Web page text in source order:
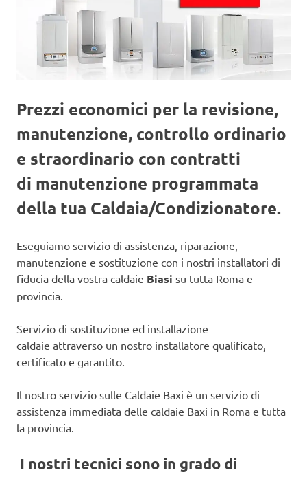
Prezzi economici per la revisione,
manutenzione, controllo ordinario
e straordinario con contratti
di manutenzione programmata
della tua Caldaia/Condizionatore.
Eseguiamo servizio di assistenza, riparazione,
manutenzione e sostituzione con i nostri installatori di
fiducia della vostra caldaie Biasi su tutta Roma e
provincia.
Servizio di sostituzione ed installazione
caldaie attraverso un nostro installatore qualificato,
certificato e garantito.
Il nostro servizio sulle Caldaie Baxi è un servizio di
assistenza immediata delle caldaie Baxi in Roma e tutta
la provincia.
I nostri tecnici sono in grado di